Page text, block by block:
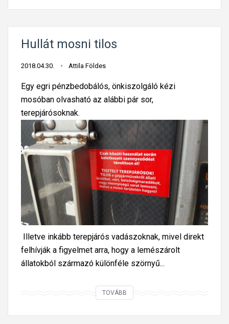
í
z
á
t
o
z
s
o
k
r
a
z
a
m
Hullát mosni tilos
2018.04.30. Attila Földes
Egy egri pénzbedobálós, önkiszolgáló kézi
mosóban olvasható az alábbi pár sor,
terepjárósoknak.
Illetve inkább terepjárós vadászoknak, mivel direkt
felhívják a figyelmet arra, hogy a lemészárolt
állatokból származó különféle szörnyű...
TOVÁBB
l